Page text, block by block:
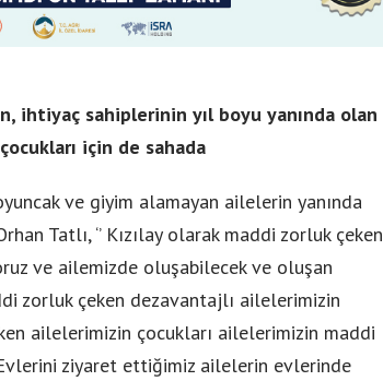
ihtiyaç sahiplerinin yıl boyu yanında olan
için de sahada
ve giyim alamayan ailelerin yanında
Tatlı, ‘’ Kızılay olarak maddi zorluk çeken
ve ailemizde oluşabilecek ve oluşan
zorluk çeken dezavantajlı ailelerimizin
ailelerimizin çocukları ailelerimizin maddi
Evlerini ziyaret ettiğimiz ailelerin evlerinde